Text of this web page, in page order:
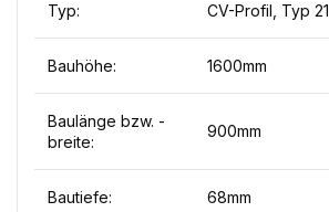
Typ: CV-Profil, Typ 21
Bauhöhe: 1600mm
Baulänge bzw. -
breite:
900mm
Bautiefe: 68mm